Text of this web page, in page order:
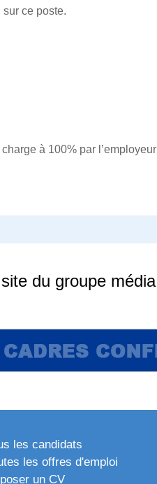
ce poste.
à 100% par l’employeur
du groupe média
les candidats
les offres d'emploi
un CV